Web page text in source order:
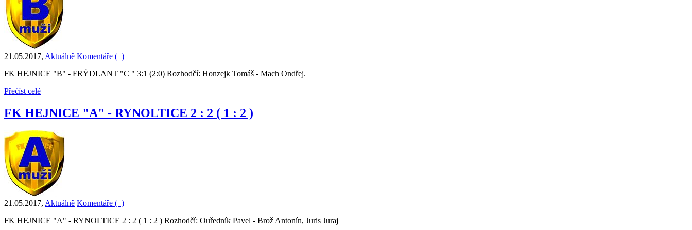
21.05.2017, Aktuálně Komentáře ( )
FK HEJNICE "B" - FRÝDLANT "C " 3:1 (2:0) Rozhodčí: Honzejk Tomáš - Mach Ondřej.
Přečíst celé
FK HEJNICE "A" - RYNOLTICE 2 : 2 ( 1 : 2 )
21.05.2017, Aktuálně Komentáře ( )
FK HEJNICE "A" - RYNOLTICE 2 : 2 ( 1 : 2 ) Rozhodčí: Ouředník Pavel - Brož Antonín, Juris Juraj